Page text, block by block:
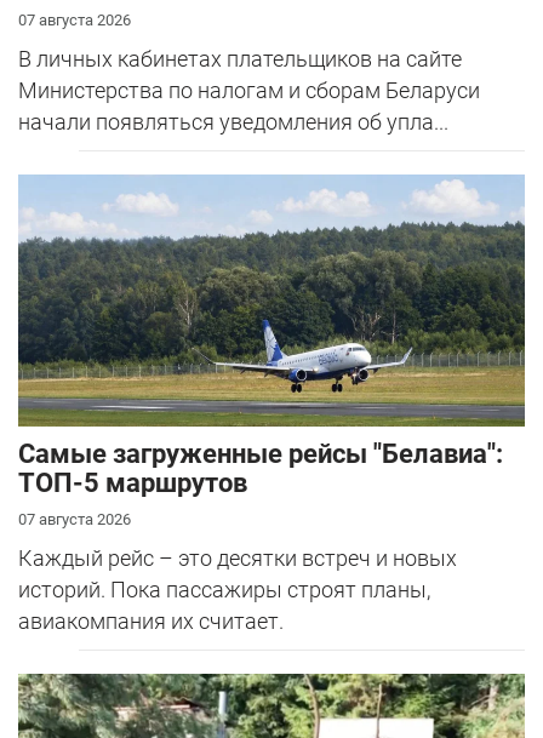
07 августа 2026
В личных кабинетах плательщиков на сайте
Министерства по налогам и сборам Беларуси
начали появляться уведомления об упла...
Самые загруженные рейсы "Белавиа":
ТОП-5 маршрутов
07 августа 2026
Каждый рейс – это десятки встреч и новых
историй. Пока пассажиры строят планы,
авиакомпания их считает.